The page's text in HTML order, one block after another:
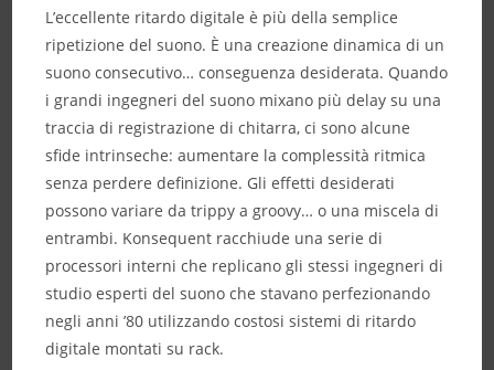
L’eccellente ritardo digitale è più della semplice
ripetizione del suono. È una creazione dinamica di un
suono consecutivo… conseguenza desiderata. Quando
i grandi ingegneri del suono mixano più delay su una
traccia di registrazione di chitarra, ci sono alcune
sfide intrinseche: aumentare la complessità ritmica
senza perdere definizione. Gli effetti desiderati
possono variare da trippy a groovy… o una miscela di
entrambi. Konsequent racchiude una serie di
processori interni che replicano gli stessi ingegneri di
studio esperti del suono che stavano perfezionando
negli anni ’80 utilizzando costosi sistemi di ritardo
digitale montati su rack.